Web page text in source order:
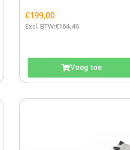
€199,00
Excl. BTW:€164,46
Voeg toe